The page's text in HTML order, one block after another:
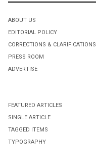
ABOUT US
EDITORIAL POLICY
CORRECTIONS & CLARIFICATIONS
PRESS ROOM
ADVERTISE
FEATURED ARTICLES
SINGLE ARTICLE
TAGGED ITEMS
TYPOGRAPHY